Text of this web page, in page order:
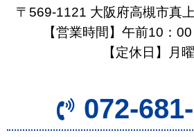
〒569-1121 大阪府高槻市真
【営業時間】午前10：
【定休日】月
072-